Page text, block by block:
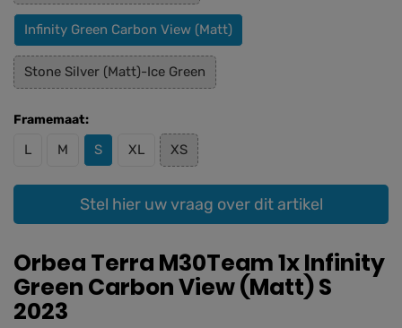
Infinity Green Carbon View (Matt)
Stone Silver (Matt)-Ice Green
Framemaat:
L M S XL XS
Stel hier uw vraag over dit artikel
Orbea Terra M30Team 1x Infinity
Green Carbon View (Matt) S
2023